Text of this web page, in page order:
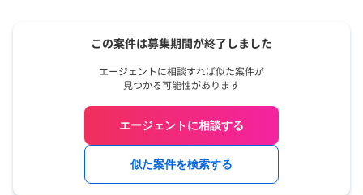
エージェントに相談する
似た案件を検索する